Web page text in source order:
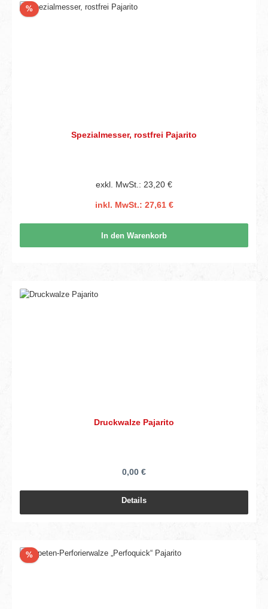
%Rabatt
Spezialmesser, rostfrei Pajarito
exkl. MwSt.: 23,20 €
inkl. MwSt.: 27,61 €
In den Warenkorb
Druckwalze Pajarito
0,00 €
Details
%Rabatt